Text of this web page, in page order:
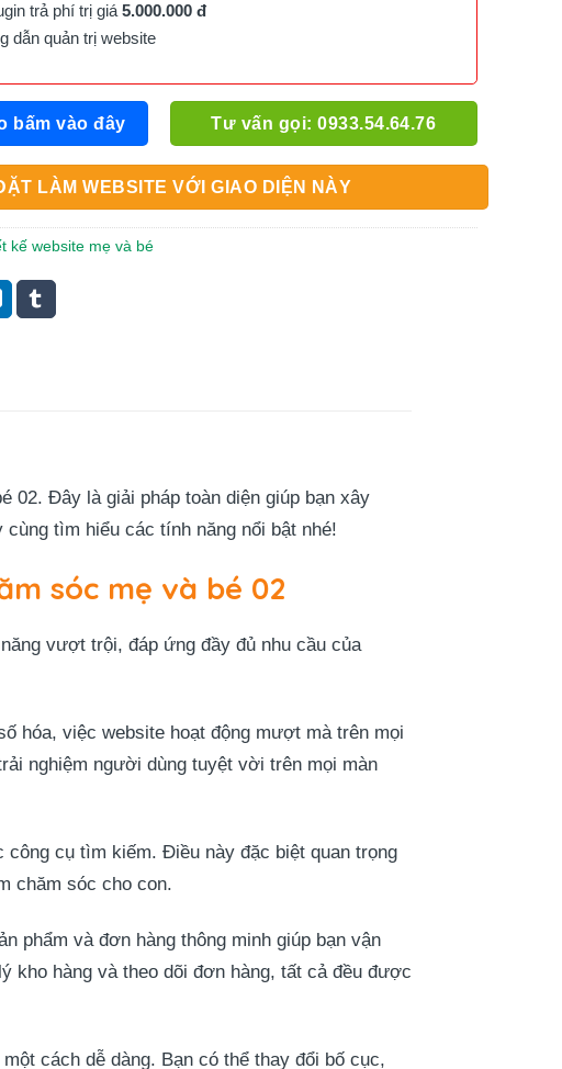
trả phí trị giá 5.000.000 đ
dẫn quản trị website
bấm vào đây Tư vấn gọi: 0933.54.64.76
LÀM WEBSITE VỚI GIAO DIỆN NÀY
kế website mẹ và bé
02. Đây là giải pháp toàn diện giúp bạn xây
tìm hiểu các tính năng nổi bật nhé!
sóc mẹ và bé 02
vượt trội, đáp ứng đầy đủ nhu cầu của
hóa, việc website hoạt động mượt mà trên mọi
nghiệm người dùng tuyệt vời trên mọi màn
cụ tìm kiếm. Điều này đặc biệt quan trọng
chăm sóc cho con.
phẩm và đơn hàng thông minh giúp bạn vận
kho hàng và theo dõi đơn hàng, tất cả đều được
cách dễ dàng. Bạn có thể thay đổi bố cục,